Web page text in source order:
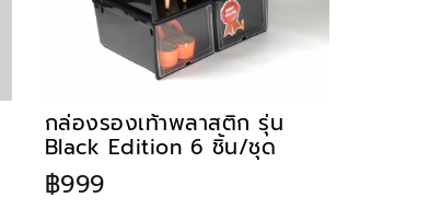
กล่องรองเท้าพลาสติก รุ่น
Black Edition 6 ชิ้น/ชุด
฿999